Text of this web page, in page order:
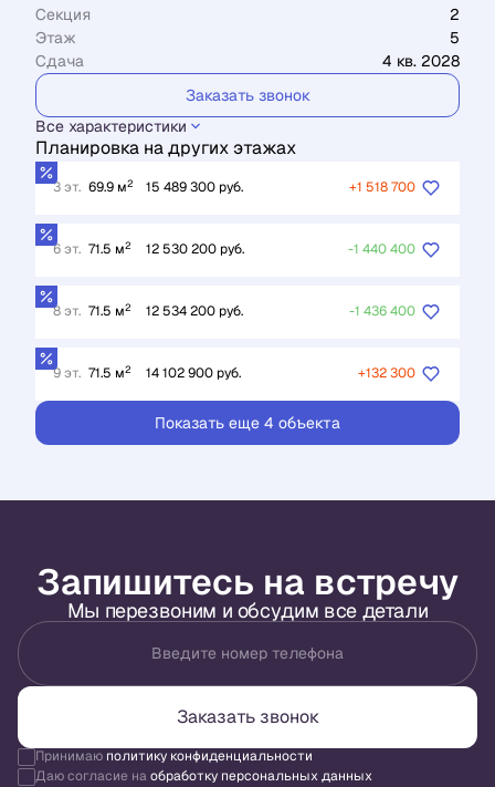
Секция
2
Этаж
5
Сдача
4 кв. 2028
Заказать звонок
Все характеристики
Планировка на других этажах
3 эт. 69.9 м2 15 489 300 руб. +1 518 700
6 эт. 71.5 м2 12 530 200 руб. -1 440 400
8 эт. 71.5 м2 12 534 200 руб. -1 436 400
9 эт. 71.5 м2 14 102 900 руб. +132 300
Показать еще 4 объектa
Запишитесь на встречу
Мы перезвоним и обсудим все детали
Введите номер телефона
Заказать звонок
Принимаю политику конфиденциальности
Даю согласие наобработку персональных данных